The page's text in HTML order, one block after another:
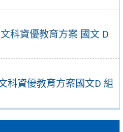
科資優教育方案 國文 D
科資優教育方案國文D 組